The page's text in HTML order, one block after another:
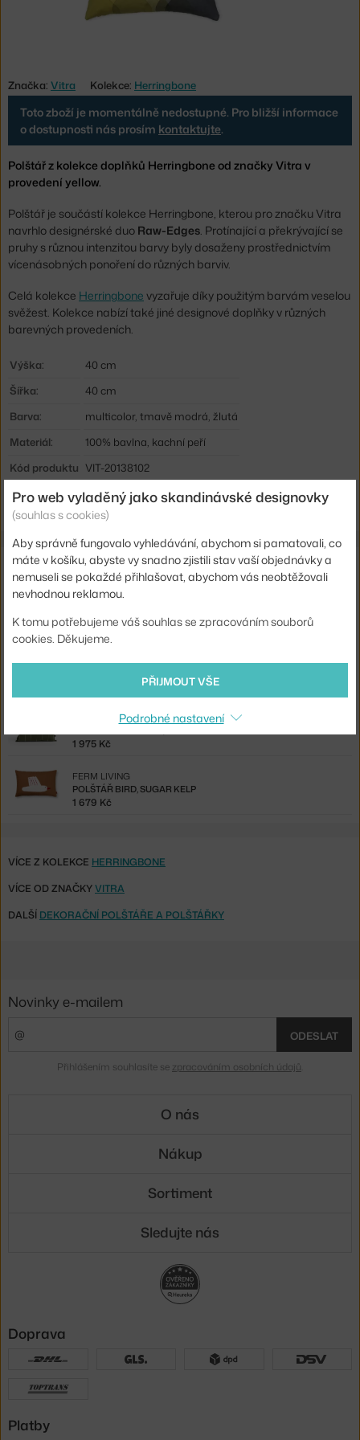
Značka: Vitra Kolekce: Herringbone
Toto zboží je momentálně nedostupné. Pro bližší informace
o dostupnosti nás prosím kontaktujte.
Polštář z kolekce doplňků Herringbone od značky Vitra v
provedení yellow.
Polštář je součástí kolekce Herringbone, kterou pro značku Vitra
navrhlo designérské duo Raw-Edges. Protínající a překrývající se
pruhy s různou intenzitou barvy byly dosaženy prostřednictvím
vícenásobných ponoření do různých barviv.
Celá kolekce Herringbone vyzařuje díky použitým barvám veselou
svěžest. Kolekce nabízí také jiné designové doplňky v různých
barevných provedeních.
Výška:
40 cm
Šířka:
40 cm
Barva:
multicolor, tmavě modrá, žlutá
Materiál:
100% bavlna, kachní peří
Kód produktu VIT-20138102
EAN
4055737070396
Také by se vám mohlo líbit
POLŠTÁŘ DOT LINEN, BLUE
HAY
2 475 Kč
COLLECT SC28 SOFT BOUCLE, CLOUD
1 975 Kč
POLŠTÁŘ BIRD, SUGAR KELP
FERM LIVING
1 679 Kč
VÍCE Z KOLEKCE HERRINGBONE
VÍCE OD ZNAČKYVITRA
DALŠÍ DEKORAČNÍ POLŠTÁŘE A POLŠTÁŘKY
Pro web vyladěný jako skandinávské designovky
(souhlas s cookies)
Aby správně fungovalo vyhledávání, abychom si pamatovali, co
máte v košíku, abyste vy snadno zjistili stav vaší objednávky a
nemuseli se pokaždé přihlašovat, abychom vás neobtěžovali
nevhodnou reklamou.
K tomu potřebujeme váš souhlas se zpracováním souborů
cookies. Děkujeme.
PŘIJMOUT VŠE
Podrobné nastavení
Novinky e-mailem
ODESLAT
Přihlášením souhlasíte se zpracováním osobních údajů
O nás
Nákup
Sortiment
Sledujte nás
Doprava
Platby